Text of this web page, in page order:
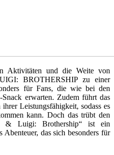
Aktivitäten und die Weite von
BROTHERSHIP zu einer
für Fans, die wie bei den
erwarten. Zudem führt das
Leistungsfähigkeit, sodass es
kann. Doch das trübt den
& Luigi: Brothership“ ist ein
Abenteuer, das sich besonders für